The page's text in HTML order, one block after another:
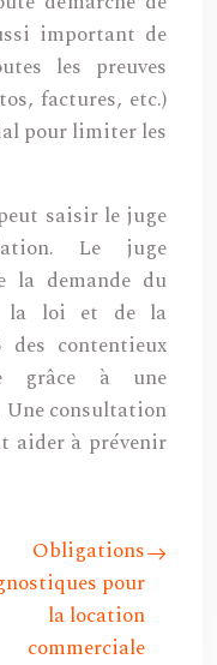
important de
les preuves
factures, etc.)
pour limiter les
saisir le juge
Le juge
la demande du
la loi et de la
des contentieux
grâce à une
consultation
aider à prévenir
Obligations
pour
la location
commerciale